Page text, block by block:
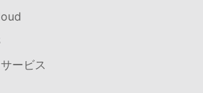
ービス